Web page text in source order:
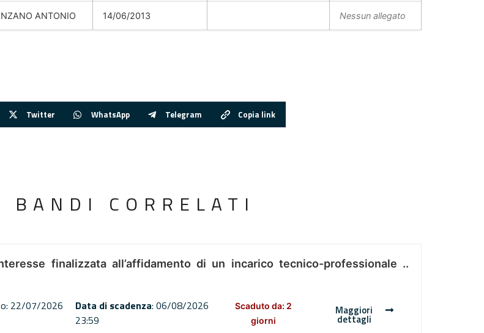
ANTONIO 14/06/2013 Nessun allegato
Twitter WhatsApp Telegram Copia link
BANDI CORRELATI
finalizzata all’affidamento di un incarico tecnico-professionale ..
22/07/2026
Data di scadenza: 06/08/2026
23:59
Scaduto da: 2
giorni
Maggiori
dettagli